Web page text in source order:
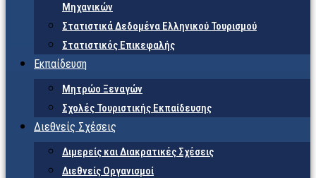
Μηχανικών
Στατιστικά Δεδομένα Ελληνικού Τουρισμού
Στατιστικός Επικεφαλής
Εκπαίδευση
Μητρώο Ξεναγών
Σχολές Τουριστικής Εκπαίδευσης
Διεθνείς Σχέσεις
Διμερείς και Διακρατικές Σχέσεις
Διεθνείς Οργανισμοί